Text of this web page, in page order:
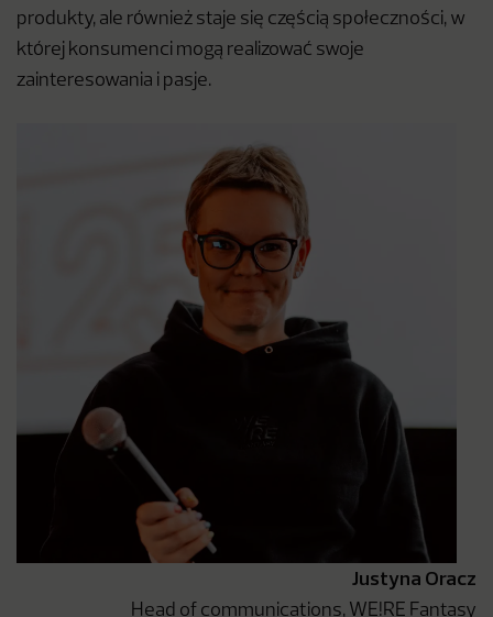
produkty, ale również staje się częścią społeczności, w
której konsumenci mogą realizować swoje
zainteresowania i pasje.
Justyna Oracz
Head of communications, WE!RE Fantasy